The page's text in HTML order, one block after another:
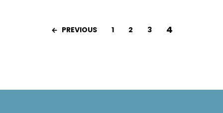
PREVIOUS 1 2 3 4